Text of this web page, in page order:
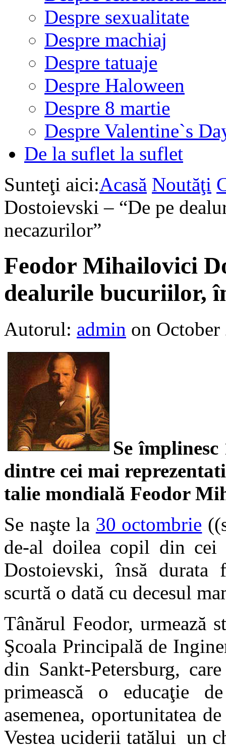
Despre sexualitate
Despre machiaj
Despre tatuaje
Despre Haloween
Despre 8 martie
Despre Valentine`s
De la suflet la suflet
Sunteţi aici:Acasă Noutăţi
Dostoievski – “De pe
necazurilor”
Feodor Mihailovici
dealurile bucuriilor,
Autorul: admin on
Se
dintre cei mai
talie mondială Feodor
Se naşte la 30 octombrie
de-al doilea copil din
Dostoievski, însă
scurtă o dată cu decesul
Tânărul Feodor, urmează
Şcoala Principală de
din Sankt-Petersburg,
primească o educaţie
asemenea, oportunitatea
Vestea uciderii tatălui un